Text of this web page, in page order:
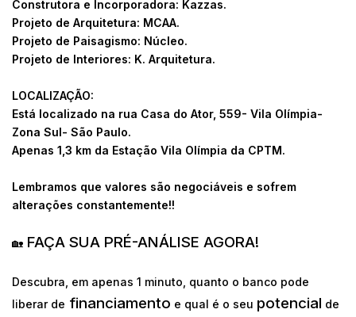
Construtora e Incorporadora: Kazzas.
Projeto de Arquitetura: MCAA.
Projeto de Paisagismo: Núcleo.
Projeto de Interiores: K. Arquitetura.
LOCALIZAÇÃO:
Está localizado na rua Casa do Ator, 559- Vila Olímpia-
Zona Sul- São Paulo.
Apenas 1,3 km da Estação Vila Olímpia da CPTM.
Lembramos que valores são negociáveis e sofrem
alterações constantemente!!
🏡 FAÇA SUA PRÉ-ANÁLISE AGORA!
Descubra, em apenas 1 minuto, quanto o banco pode
liberar de financiamento e qual é o seu potencial de